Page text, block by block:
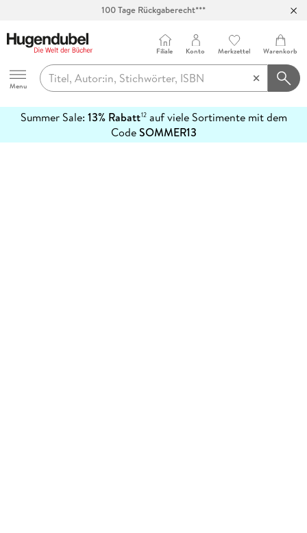
100 Tage Rückgaberecht***
Hugendubel
Menu
Filiale Konto Merkzettel Warenkorb
Summer Sale: 13% Rabatt12auf viele Sortimente mit dem
CodeSOMMER13
erfahren